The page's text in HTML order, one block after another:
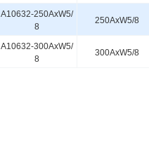
A10632-250AxW5/
8
250AxW5/8
A10632-300AxW5/
8
300AxW5/8